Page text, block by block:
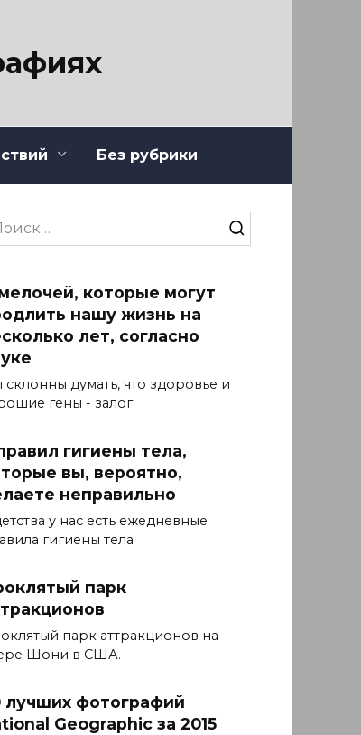
Без рубрики
мелочей, которые могут
нашу жизнь на
лет, согласно
думать, что здоровье и
гены - залог
гигиены тела,
вы, вероятно,
неправильно
у нас есть ежедневные
гигиены тела
парк
парк аттракционов на
Шони в США.
лучших фотографий
Geographic за 2015